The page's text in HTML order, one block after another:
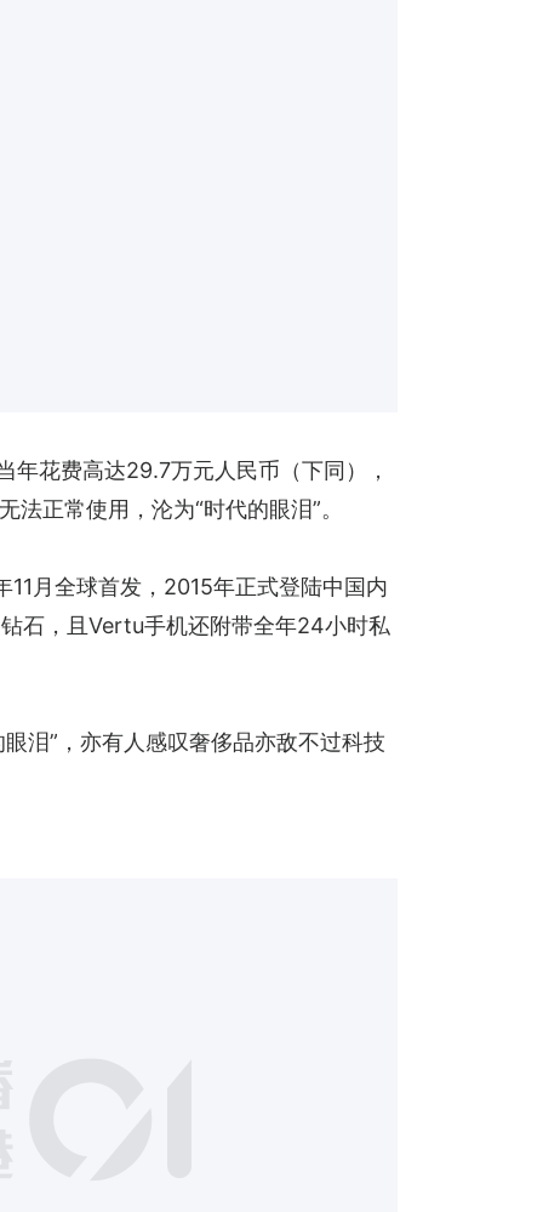
花费高达29.7万元人民币（下同），
正常使用，沦为“时代的眼泪”。
月全球首发，2015年正式登陆中国内
石，且Vertu手机还附带全年24小时私
泪”，亦有人感叹奢侈品亦敌不过科技